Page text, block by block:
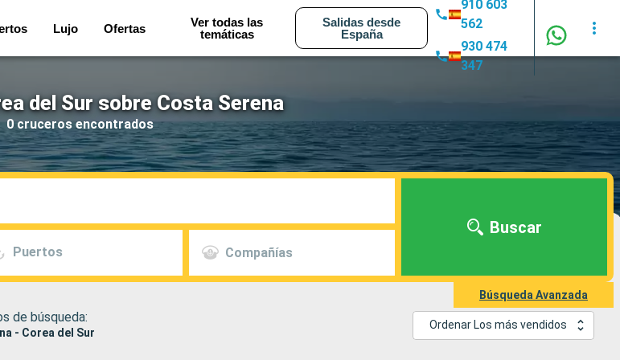
Lujo Ofertas
Ver todas las
temáticas
Salidas desde
España
910 603
562
930 474
347
del Sur sobre Costa Serena
0 cruceros encontrados
Puertos Compañías
Buscar
Búsqueda Avanzada
de búsqueda:
- Corea del Sur
Ordenar Los más vendidos